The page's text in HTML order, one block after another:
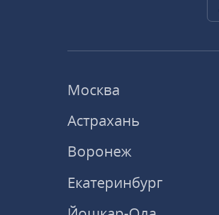
Москва
Астрахань
Воронеж
Екатеринбург